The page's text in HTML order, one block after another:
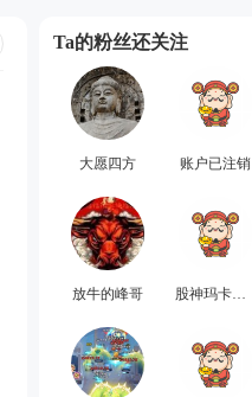
Ta的粉丝还关注
大愿四方 账户已注销
放牛的峰哥 股神玛卡巴卡